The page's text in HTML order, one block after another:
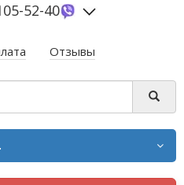
52-40
Отзывы